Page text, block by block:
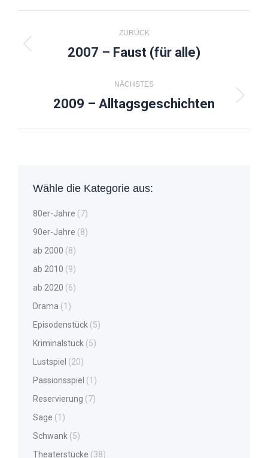
Kommentarnavigation
ZURÜCK
Vorheriger
2007 – Faust (für alle)
NÄCHSTES
Nächster
2009 – Alltagsgeschichten
Wähle die Kategorie aus:
80er-Jahre (7)
90er-Jahre (8)
ab 2000 (8)
ab 2010 (9)
ab 2020 (6)
Drama (1)
Episodenstück (5)
Kriminalstück (5)
Lustspiel (20)
Passionsspiel (1)
Reservierung (7)
Sage (1)
Schwank (5)
Theaterstücke (38)